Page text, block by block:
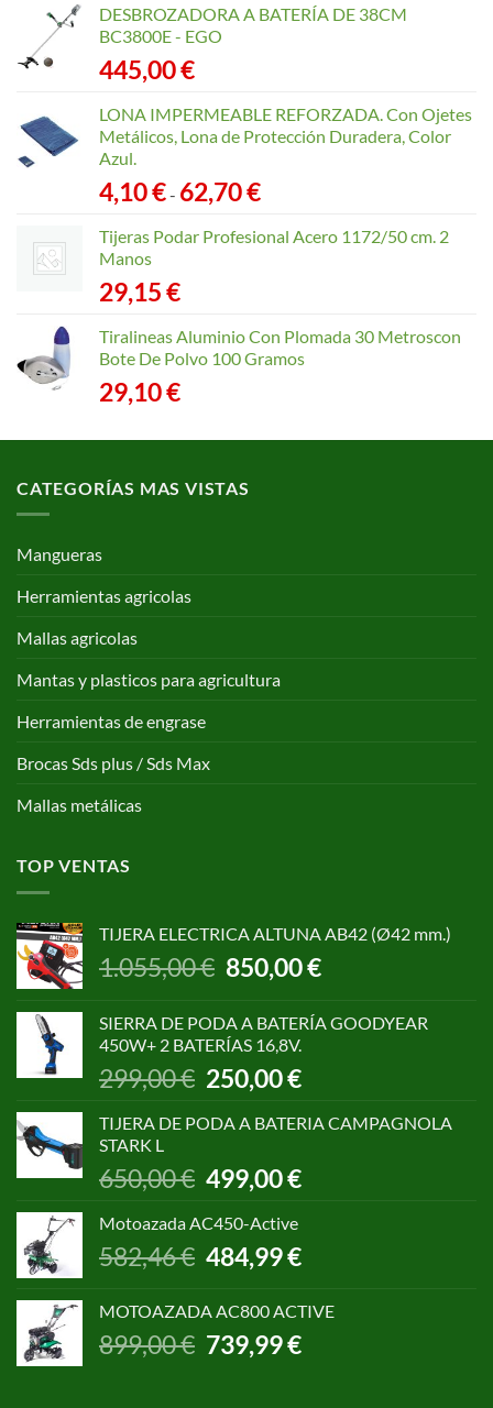
DESBROZADORA A BATERÍA DE 38CM
BC3800E - EGO
445,00€
LONA IMPERMEABLE REFORZADA. Con Ojetes
Metálicos, Lona de Protección Duradera, Color
Azul.
4,10€- 62,70€Rango
precios:
Tijeras Podar Profesional Acero 1172/50 cm. 2
Manos
29,15€
Tiralineas Aluminio Con Plomada 30 Metroscon
Bote De Polvo 100 Gramos
29,10€
CATEGORÍAS MAS VISTAS
Mangueras
Herramientas agricolas
Mallas agricolas
Mantas y plasticos para agricultura
Herramientas de engrase
Brocas Sds plus / Sds Max
Mallas metálicas
TOP VENTAS
TIJERA ELECTRICA ALTUNA AB42 (Ø42 mm.)
1.055,00€ El
precio
era:
1.055,00 €.
850,00€El
precio
es:
SIERRA DE PODA A BATERÍA GOODYEAR
450W+ 2 BATERÍAS 16,8V.
299,00€ El
precio
original
299,00 €.
250,00€El
precio
actual
250,00 €.
TIJERA DE PODA A BATERIA CAMPAGNOLA
STARK L
650,00€
El
precio
original
650,00 €.
499,00€El
precio
499,00 €.
Motoazada AC450-Active
582,46€
El
precio
era:
582,46 €.
484,99€El
precio
es:
484,99 €.
MOTOAZADA AC800 ACTIVE
899,00€ El
precio
739,99€El
precio